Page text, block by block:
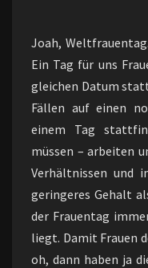
Joah,
Ein Tag für uns
gleichen Datum
Fällen auf einen
einem Tag
müssen – arbeiten
Verhältnissen und
geringeres Gehalt
der Frauentag
liegt. Damit Frauen
oh, dann haben ja